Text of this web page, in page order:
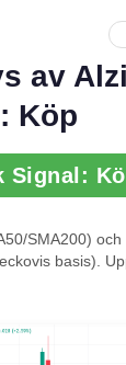
av
Köp
Signal:
SMA200) och
basis).